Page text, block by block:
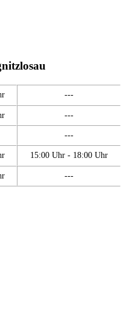
---
---
---
15:00 Uhr - 18:00 Uhr
---